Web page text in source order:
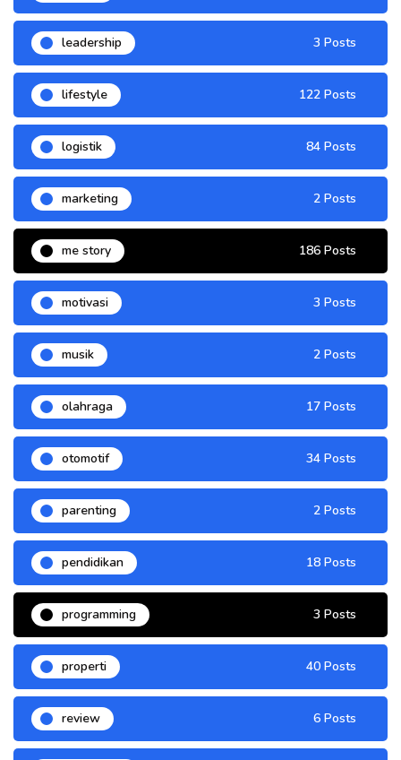
leadership 3 Posts
lifestyle 122 Posts
logistik 84 Posts
marketing 2 Posts
me story 186 Posts
motivasi 3 Posts
musik 2 Posts
olahraga 17 Posts
otomotif 34 Posts
parenting 2 Posts
pendidikan 18 Posts
programming 3 Posts
properti 40 Posts
review 6 Posts